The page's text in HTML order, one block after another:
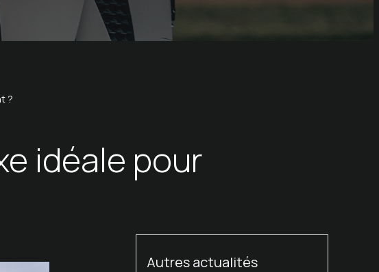
?
idéale pour
Autres actualités